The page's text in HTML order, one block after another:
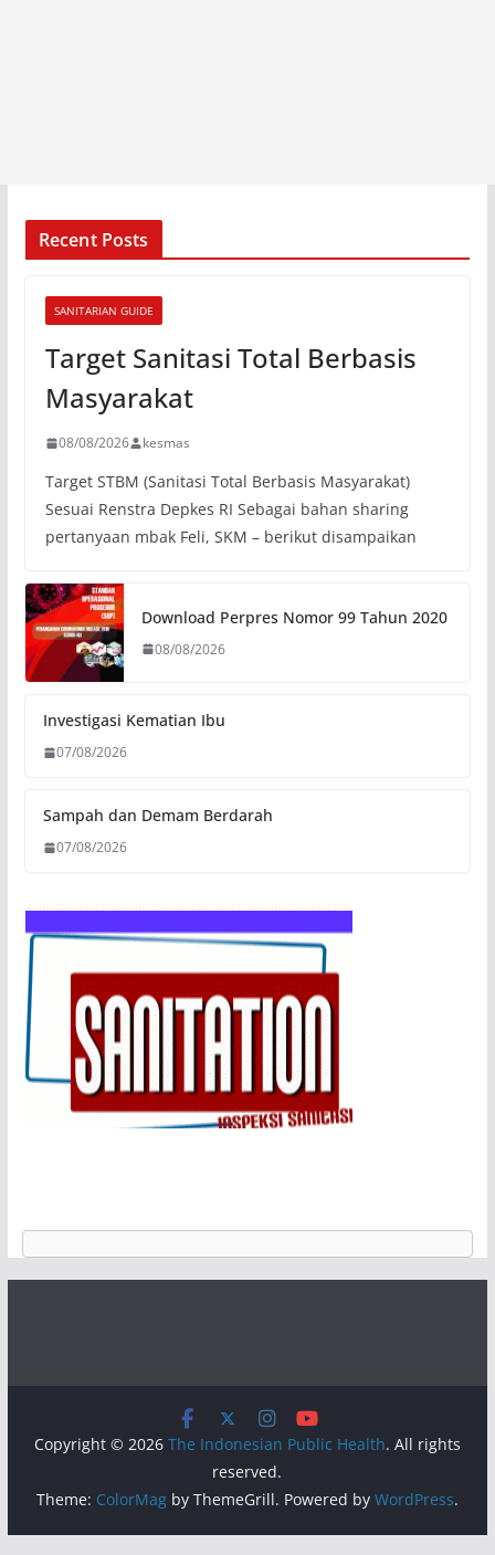
Recent Posts
SANITARIAN GUIDE
Target Sanitasi Total Berbasis
Masyarakat
08/08/2026 kesmas
Target STBM (Sanitasi Total Berbasis Masyarakat)
Sesuai Renstra Depkes RI Sebagai bahan sharing
pertanyaan mbak Feli, SKM – berikut disampaikan
Download Perpres Nomor 99 Tahun 2020
08/08/2026
Investigasi Kematian Ibu
07/08/2026
Sampah dan Demam Berdarah
07/08/2026
Copyright © 2026 The Indonesian Public Health. All rights
reserved.
Theme: ColorMagby ThemeGrill. Powered by WordPress.